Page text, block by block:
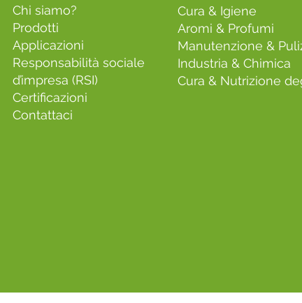
Chi siamo?
Prodotti
Applicazioni
Responsabilità sociale
d’impresa (RSI)
Certificazioni
Contattaci
Cura & Igiene
Aromi & Profumi
Manutenzione &
Industria & Chimica
Cura & Nutrizione